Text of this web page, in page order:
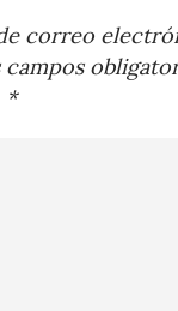
correo
campos
*